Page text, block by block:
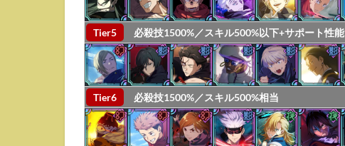
ア
タ
ッ
カ
ー
4
影
特
性
Tier5 必殺技1500%／スキル500%以下+サポート性能
Tier6 必殺技1500%／スキル500%相当